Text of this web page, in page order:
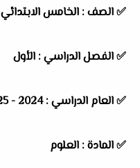
✅الصف : الخامس الابتدائي
✅الفصل الدراسي : الأول
✅العام الدراسي :2024 - 2025
✅المادة : العلوم